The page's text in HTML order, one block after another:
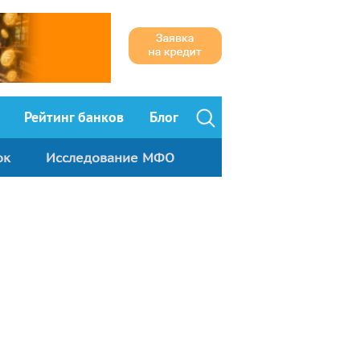
Рейтинг банков Блог
Исследование МФО